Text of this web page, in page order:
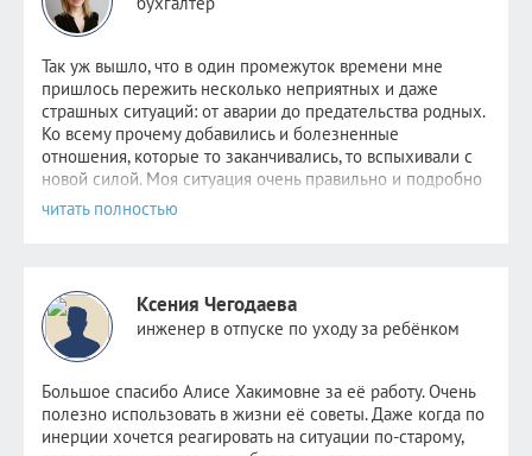
Так уж вышло, что в один промежуток времени мне
пришлось пережить несколько неприятных и даже
страшных ситуаций: от аварии до предательства родных.
Ко всему прочему добавились и болезненные
отношения, которые то заканчивались, то вспыхивали с
новой силой. Моя ситуация очень правильно и подробно
была описаназдесь
силах, обратилась к Алисе.
После консультаций в голове отложились рекомендации
психолога, старалась следовать всем советам, но сердцу
не прикажешь: по-прежнему было очень больно видеть
новые отношения прежде любимого человека. Но потом
я и сама не заметила как стала снова видеть других
парней. Как открыла ранее заблокированные страницы.
Как мне стало не совсем безразлично, но значительно
Ксения Чегодаева
инженер в отпуске по уходу за ребёнком
Большое спасибо Алисе Хакимовне за её работу. Очень
полезно использовать в жизни её советы. Даже когда по
инерции хочется реагировать на ситуации по-старому,